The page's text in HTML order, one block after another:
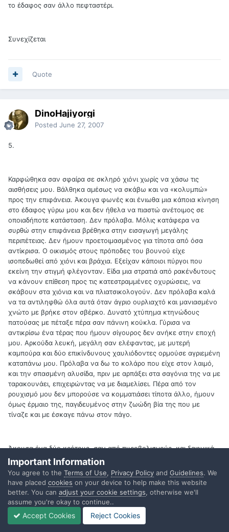
το έδαφος σαν άλλο πεφταστέρι.
Συνεχίζεται
Quote
DinoHajiyorgi
Posted June 27, 2007
5.
Καρφώθηκα σαν σφαίρα σε σκληρό χιόνι χωρίς να χάσω τις
αισθήσεις μου. Βάλθηκα αμέσως να σκάβω και να «κολυμπώ»
προς την επιφάνεια. Άκουγα φωνές και ένιωθα μια κάποια κίνηση
στο έδαφος γύρω μου και δεν ήθελα να πιαστώ ανέτοιμος σε
οποιαδήποτε κατάσταση. Δεν πρόλαβα. Μόλις κατάφερα να
συρθώ στην επιφάνεια βρέθηκα στην εισαγωγή μεγάλης
περιπέτειας. Δεν ήμουν προετοιμασμένος για τίποτα από όσα
αντίκρισα. Ο οικισμός στους πρόποδες του βουνού είχε
ισοπεδωθεί από χιόνι και βράχια. Εξείχαν κάποιοι πύργοι που
εκείνη την στιγμή φλέγονταν. Είδα μια στρατιά από ρακένδυτους
να κάνουν επίθεση προς τις κατεστραμμένες οχυρώσεις, να
σκάβουν στα χιόνια και να πλιατσικολογούν. Δεν πρόλαβα καλά
να τα αντιληφθώ όλα αυτά όταν άγριο ουρλιαχτό και μανιασμένο
χνώτο με βρήκε στον σβέρκο. Δυνατό χτύπημα κτηνώδους
πατούσας με πέταξε πέρα σαν πάνινη κούκλα. Γύρισα να
αντικρίσω ένα τέρας που ήμουν σίγουρος δεν ανήκε στην εποχή
μου. Αρκούδα λευκή, μεγάλη σαν ελέφαντας, με μυτερή
καμπούρα και δύο επικίνδυνους χαυλιόδοντες ορμούσε αγριεμένη
καταπάνω μου. Πρόλαβα να δω το κολάρο που είχε στον λαιμό,
και την σπασμένη αλυσίδα, πριν με αρπάξει στα σαγόνια της να με
ταρακουνάει, επιχειρώντας να με διαμελίσει. Πέρα από τον
ρουχισμό μου δεν μπορούσε να κομματιάσει τίποτα άλλο, ήμουν
όμως έρμαιο της, παγιδευμένος στην ζωώδη βία της που με
τίναζε και με έσκαγε πάνω στον πάγο.
Άκουσα ένα δύο κρότους, σαν από πυροβολισμούς, και ξαφνικά
καθόμουν στο χιόνι ελεύθερος. Η αρκούδα ήταν νεκρή, πέρα
όμως από τα βλήματα που την είχαν βρει στο κεφάλι τότε μόνο
πρόσεξα πως υπήρχαν ακόντια και βέλη καρφωμένα στην πλάτη
της. Με κύκλωσαν γρήγορα οι σωτήρες μου και διαπίστωσα γιατί
μου είχαν δώσει την εντύπωση ρακένδυτων. Πολλοί φορούσαν
μπαλωμένα μπουφάν, οι περισσότεροι όμως, προς έκπληξη μου,
ήταν καλυμμένοι με τομάρια και γούνες. Μου λύθηκε η απορία
Important Information
You agree to the Terms of Use, Privacy Policy and Guidelines. We
have placed cookies on your device to help make this website
better. You can adjust your cookie settings, otherwise we'll
assume you're okay to continue..
Accept Cookies Reject Cookies